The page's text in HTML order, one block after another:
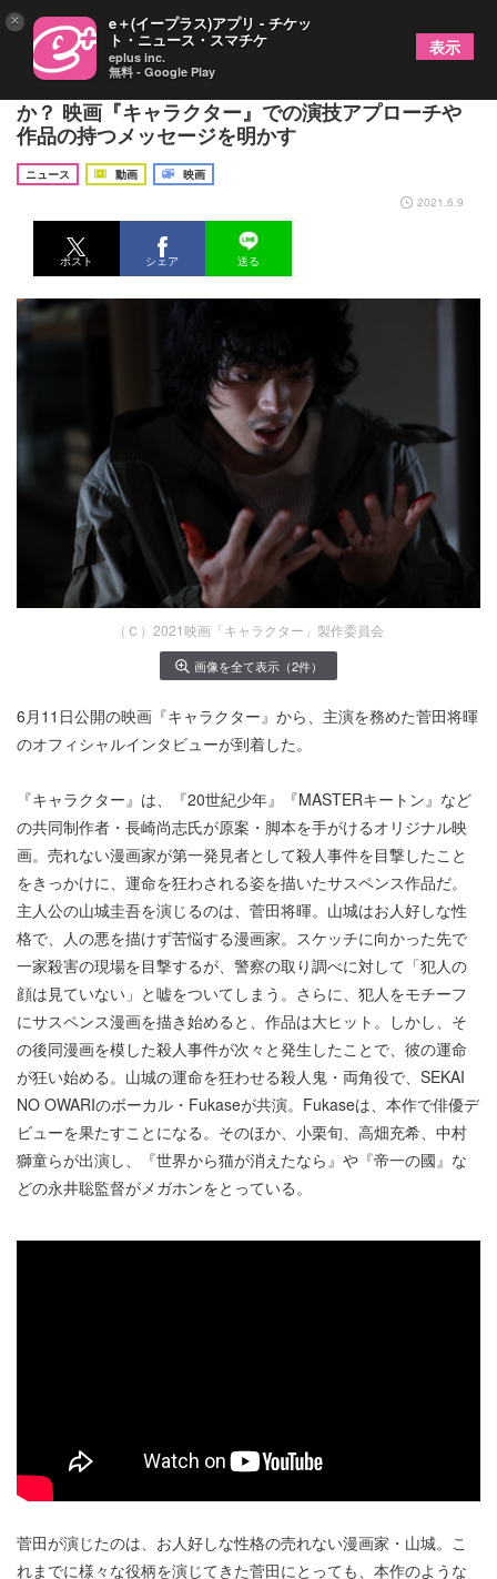
菅田将暉は“夢をあきらめた漫画家”をどう演じたの
か？ 映画『キャラクター』での演技アプローチや
作品の持つメッセージを明かす
ニュース 動画
映画
2021.6.9
ポスト シェア 送る
（Ｃ）2021映画「キャラクター」製作委員会
画像を全て表示（2件）
6月11日公開の映画『キャラクター』から、主演を務めた菅田将暉
のオフィシャルインタビューが到着した。
『キャラクター』は、『20世紀少年』『MASTERキートン』など
の共同制作者・長崎尚志氏が原案・脚本を手がけるオリジナル映
画。売れない漫画家が第一発見者として殺人事件を目撃したこと
をきっかけに、運命を狂わされる姿を描いたサスペンス作品だ。
主人公の山城圭吾を演じるのは、菅田将暉。山城はお人好しな性
格で、人の悪を描けず苦悩する漫画家。スケッチに向かった先で
一家殺害の現場を目撃するが、警察の取り調べに対して「犯人の
顔は見ていない」と嘘をついてしまう。さらに、犯人をモチーフ
にサスペンス漫画を描き始めると、作品は大ヒット。しかし、そ
の後同漫画を模した殺人事件が次々と発生したことで、彼の運命
が狂い始める。山城の運命を狂わせる殺人鬼・両角役で、SEKAI
NO OWARIのボーカル・Fukaseが共演。Fukaseは、本作で俳優デ
ビューを果たすことになる。そのほか、小栗旬、高畑充希、中村
獅童らが出演し、『世界から猫が消えたなら』や『帝一の國』な
どの永井聡監督がメガホンをとっている。
菅田が演じたのは、お人好しな性格の売れない漫画家・山城。こ
れまでに様々な役柄を演じてきた菅田にとっても、本作のような
× e＋(イープラス)アプリ - チケッ
ト・ニュース・スマチケ
eplus inc.
無料 - Google Play
表示